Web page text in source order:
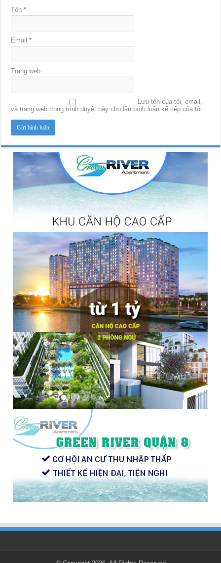
Tên*
Email*
Trang web
Lưu tên của tôi, email,
và trang web trong trình duyệt này cho lần bình luận kế tiếp của tôi.